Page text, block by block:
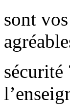
sont
sécurité